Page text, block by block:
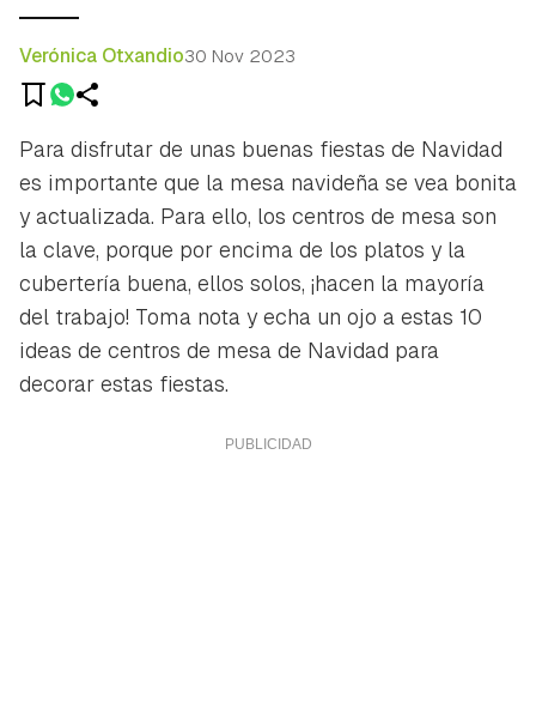
Verónica Otxandio30 Nov 2023
Para disfrutar de unas buenas fiestas de Navidad
es importante que la mesa navideña se vea bonita
y actualizada. Para ello, los centros de mesa son
la clave, porque por encima de los platos y la
cubertería buena, ellos solos, ¡hacen la mayoría
del trabajo! Toma nota y echa un ojo a estas 10
ideas de centros de mesa de Navidad para
decorar estas fiestas.